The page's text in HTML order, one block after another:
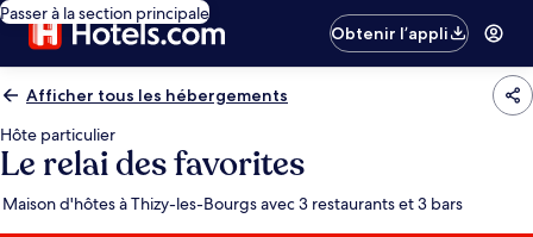
Passer à la section principale
Obtenir l’appli
Afficher tous les hébergements
Hôte particulier
Le relai des favorites
Maison d'hôtes à Thizy-les-Bourgs avec 3 restaurants et 3 bars